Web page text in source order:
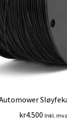
kr4.500 Inkl. mva